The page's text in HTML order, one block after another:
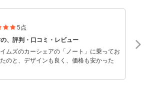
5 点
、評判・口コミ・レビュー
ムズのカーシェアの「ノート」に乗ってお
のと、デザインも良く、価格も安かった